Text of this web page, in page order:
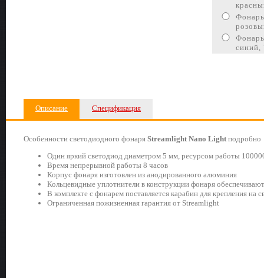
синий,
Описание Спецификация
Особенности светодиодного фонаря Streamlight Nano Light подробно
Один яркий светодиод диаметром 5 мм, ресурсом работы
Время непрерывной работы 8 часов
Корпус фонаря изготовлен из анодированного алюминия
Кольцевидные уплотнители в конструкции фонаря
В комплекте с фонарем поставляется карабин для крепления на
Ограниченная пожизненная гарантия от Streamlight